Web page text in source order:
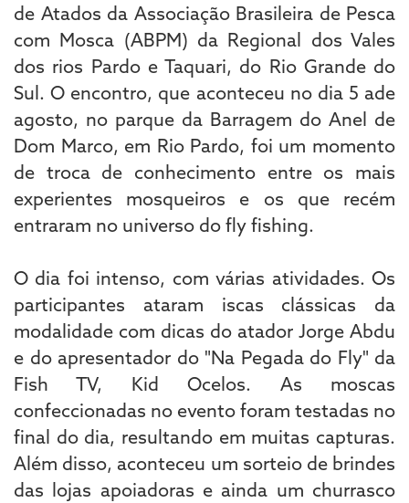
de Atados da Associação Brasileira de Pesca
com Mosca (ABPM) da Regional dos Vales
dos rios Pardo e Taquari, do Rio Grande do
Sul. O encontro, que aconteceu no dia 5 ade
agosto, no parque da Barragem do Anel de
Dom Marco, em Rio Pardo, foi um momento
de troca de conhecimento entre os mais
experientes mosqueiros e os que recém
entraram no universo do fly fishing.
O dia foi intenso, com várias atividades. Os
participantes ataram iscas clássicas da
modalidade com dicas do atador Jorge Abdu
e do apresentador do "Na Pegada do Fly" da
Fish TV, Kid Ocelos. As moscas
confeccionadas no evento foram testadas no
final do dia, resultando em muitas capturas.
Além disso, aconteceu um sorteio de brindes
das lojas apoiadoras e ainda um churrasco